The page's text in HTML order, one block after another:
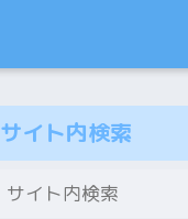
サイト内検索